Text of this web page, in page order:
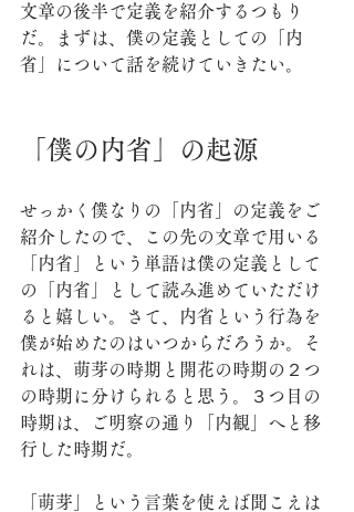
文章の後半で定義を紹介するつもり
だ。まずは、僕の定義としての「内
省」について話を続けていきたい。
「僕の内省」の起源
せっかく僕なりの「内省」の定義をご
紹介したので、この先の文章で用いる
「内省」という単語は僕の定義として
の「内省」として読み進めていただけ
ると嬉しい。さて、内省という行為を
僕が始めたのはいつからだろうか。そ
れは、萌芽の時期と開花の時期の２つ
の時期に分けられると思う。３つ目の
時期は、ご明察の通り「内観」へと移
行した時期だ。
「萌芽」という言葉を使えば聞こえは